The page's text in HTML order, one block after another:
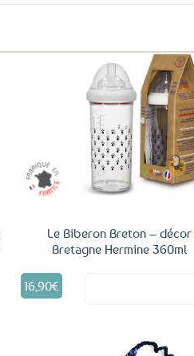
Le Biberon Breton – décor
Bretagne Hermine 360ml
16,90€